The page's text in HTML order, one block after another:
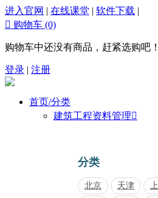
进入官网 | 在线课堂 | 软件下载 |
 购物车 (0)
购物车中还没有商品，赶紧选购吧！
登录 | 注册
首页/分类
建筑工程资料管理
分类
北京 天津